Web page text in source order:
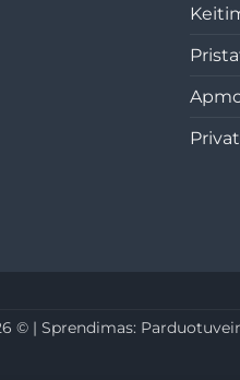
© | Sprendimas: